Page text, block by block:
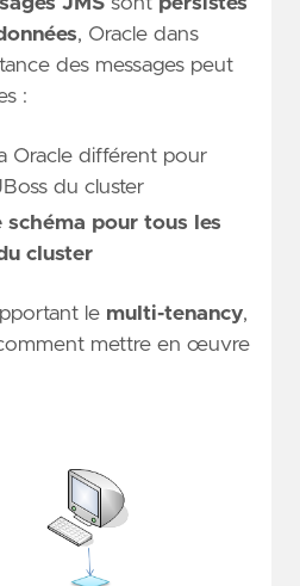
, Oracle dans
des messages peut
:
Oracle différent pour
du cluster
pour tous les
cluster
le multi-tenancy,
mettre en œuvre